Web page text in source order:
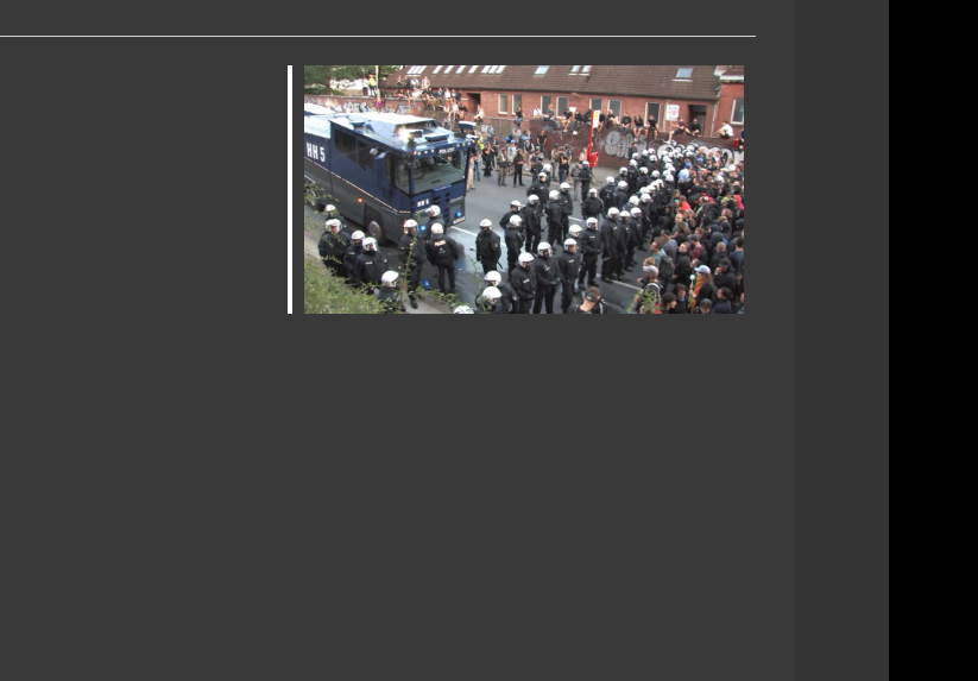
iCalendar Office 365